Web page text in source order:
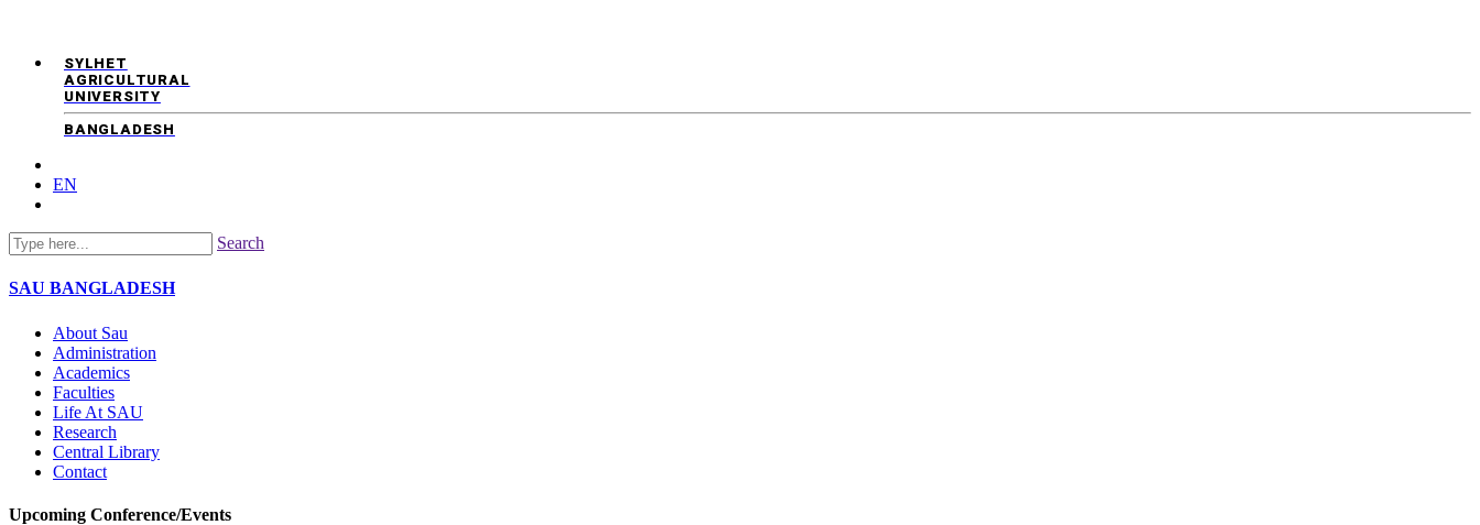
SYLHET
AGRICULTURAL
UNIVERSITY
BANGLADESH
EN
Search
SAU BANGLADESH
About Sau
Administration
Academics
Faculties
Life At SAU
Research
Central Library
Contact
Upcoming Conference/Events